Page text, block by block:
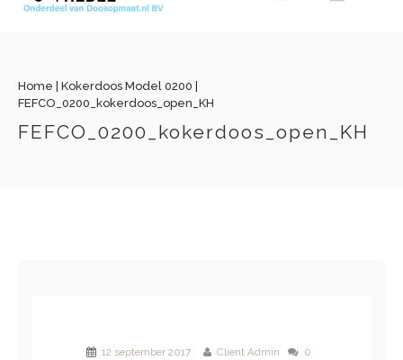
Home Kokerdoos Model 0200
FEFCO_0200_kokerdoos_open_KH
FEFCO_0200_kokerdoos_open_KH
12 september 2017 Client Admin 0